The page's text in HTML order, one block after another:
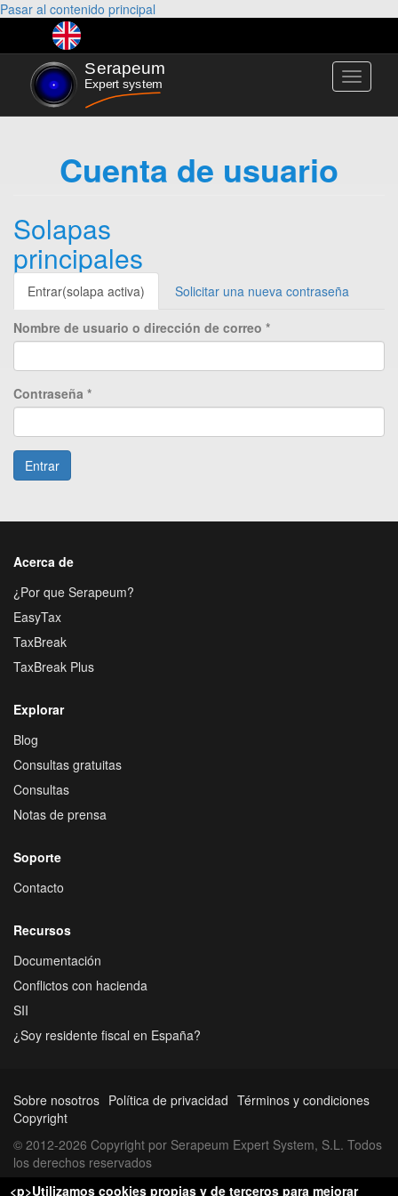
Pasar al contenido principal
Toggle
Cuenta de usuario
Solapas
principales
Entrar(solapa activa) Solicitar una nueva contraseña
Nombre de usuario o dirección de correo *
Contraseña *
Entrar
Acerca de
¿Por que Serapeum?
EasyTax
TaxBreak
TaxBreak Plus
Explorar
Blog
Consultas gratuitas
Consultas
Notas de prensa
Soporte
Contacto
Recursos
Documentación
Conflictos con hacienda
SII
¿Soy residente fiscal en España?
Sobre nosotros Política de privacidad Términos y condiciones
Copyright
© 2012-2026 Copyright por Serapeum Expert System, S.L. Todos
los derechos reservados
<p>Utilizamos cookies propias y de terceros para mejorar